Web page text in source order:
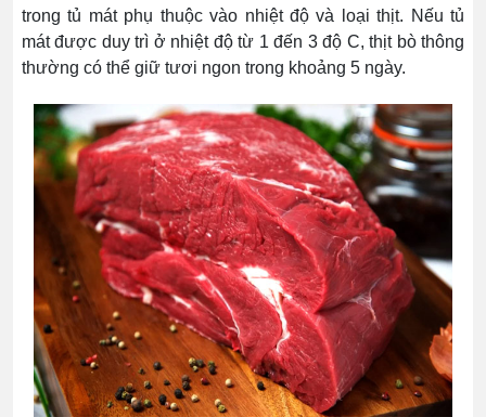
trong tủ mát phụ thuộc vào nhiệt độ và loại thịt. Nếu tủ
mát được duy trì ở nhiệt độ từ 1 đến 3 độ C, thịt bò thông
thường có thể giữ tươi ngon trong khoảng 5 ngày.